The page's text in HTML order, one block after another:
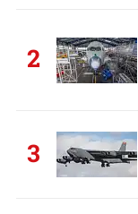
2
3